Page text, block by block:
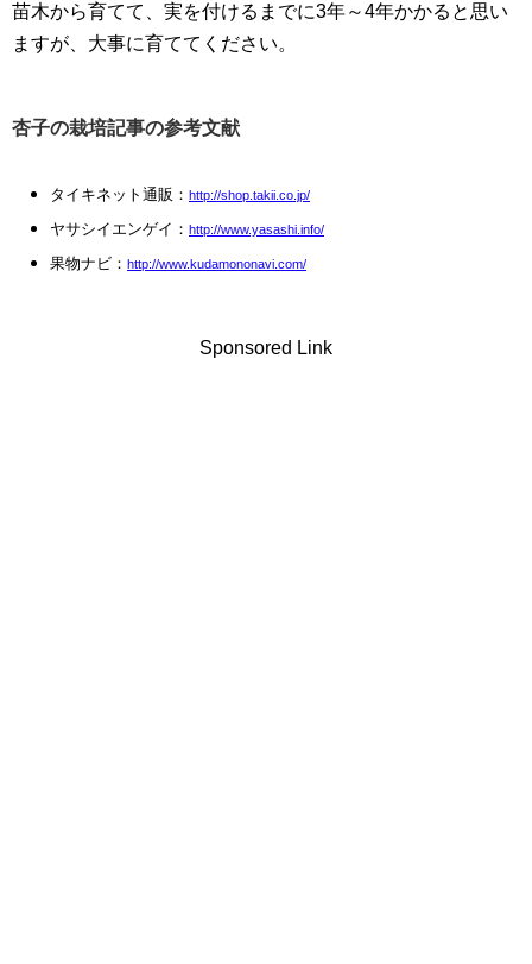
苗木から育てて、実を付けるまでに3年～4年かかると思い
ますが、大事に育ててください。
杏子の栽培記事の参考文献
タイキネット通販： http://shop.takii.co.jp/
ヤサシイエンゲイ： http://www.yasashi.info/
果物ナビ： http://www.kudamononavi.com/
Sponsored Link